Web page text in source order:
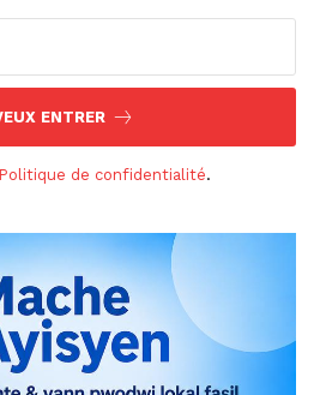
ENTRER
Politique de confidentialité.